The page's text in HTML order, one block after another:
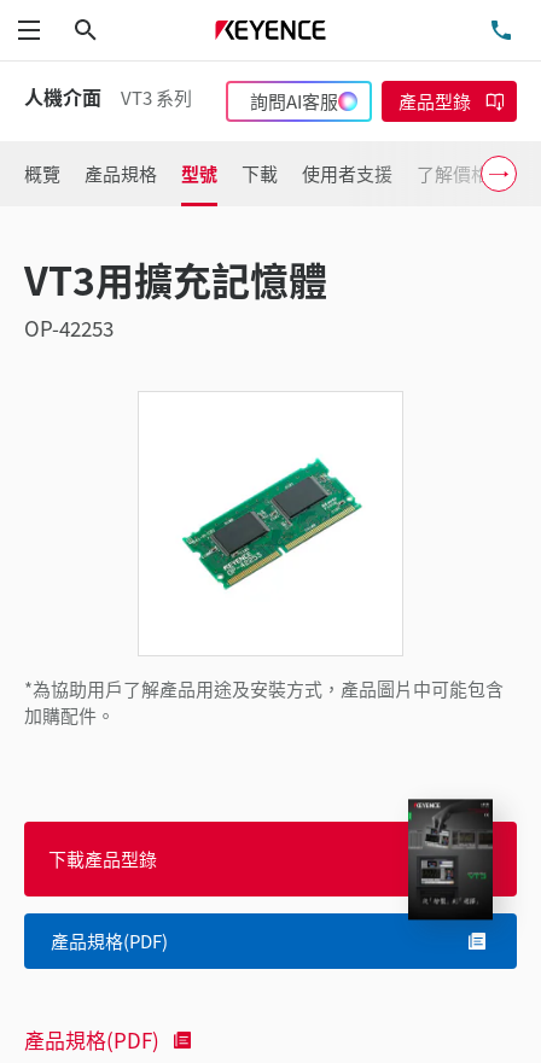
功能表
人機介面 VT3 系列 詢問AI客服 產品型錄
概覽 產品規格 型號 下載 使用者支援 了解價格
VT3用擴充記憶體
OP-42253
*為協助用戶了解產品用途及安裝方式，產品圖片中可能包含
加購配件。
下載產品型錄
產品規格(PDF)
產品規格(PDF)